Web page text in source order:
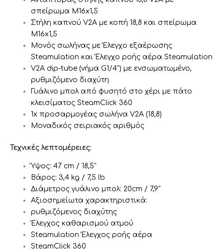
σπείρωμα M16x1,5
Στήλη καπνού V2A με κοπή 18,8 και σπείρωμα
M16x1,5
Μονός σωλήνας με Έλεγχο εξαέρωσης
Steamulation και Έλεγχο ροής αέρα Steamulation
V2A dip-tube (νήμα G1/4″) με ενσωματωμένο,
ρυθμιζόμενο διαχύτη
Γυάλινο μπολ από φυσητό στο χέρι με πάτο
κλεισίματος SteamClick 360
1x προσαρμογέας σωλήνα V2A (18,8)
Μοναδικός σειριακός αριθμός
Τεχνικές λεπτομέρειες:
Ύψος: 47 cm / 18,5″
Βάρος: 3,4 kg / 7,5 lb
Διάμετρος γυάλινο μπολ: 20cm / 7,9″
Αξιοσημείωτα χαρακτηριστικά:
ρυθμιζόμενος διαχύτης
Έλεγχος καθαρισμού ατμού
Steamulation Έλεγχος ροής αέρα
SteamClick 360